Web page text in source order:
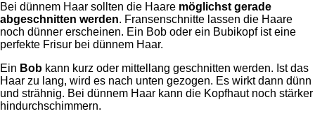
Bei dünnem Haar sollten die Haare möglichst gerade
abgeschnitten werden. Fransenschnitte lassen die Haare
noch dünner erscheinen. Ein Bob oder ein Bubikopf ist eine
perfekte Frisur bei dünnem Haar.
Ein Bob kann kurz oder mittellang geschnitten werden. Ist das
Haar zu lang, wird es nach unten gezogen. Es wirkt dann dünn
und strähnig. Bei dünnem Haar kann die Kopfhaut noch stärker
hindurchschimmern.